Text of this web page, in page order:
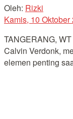
Oleh: Rizki
Kamis, 10
TANGERANG,
Calvin Verdonk,
elemen penting